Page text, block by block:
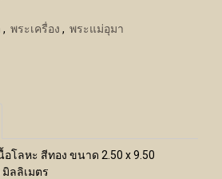
, พระเครื่อง , พระแม่อุมา
โลหะ สีทอง ขนาด 2.50 x 9.50
ลลิเมตร